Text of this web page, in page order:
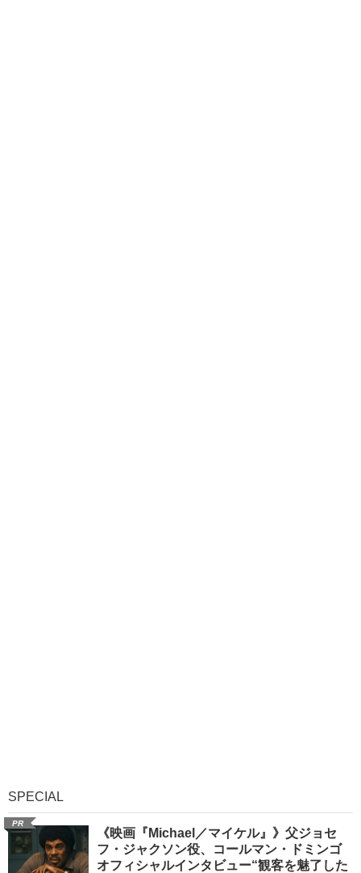
SPECIAL
PR
《映画『Michael／マイケル』》父ジョセ
フ・ジャクソン役、コールマン・ドミンゴ
オフィシャルインタビュー“観客を魅了した